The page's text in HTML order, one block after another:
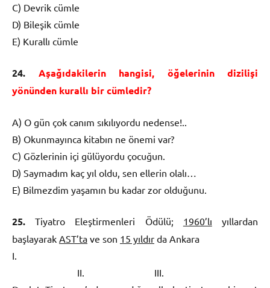
C) Devrik cümle
D) Bileşik cümle
E) Kurallı cümle
24. Aşağıdakilerin hangisi, öğelerinin dizilişi
yönünden kurallı bir cümledir?
A) O gün çok canım sıkılıyordu nedense!..
B) Okunmayınca kitabın ne önemi var?
C) Gözlerinin içi gülüyordu çocuğun.
D) Saymadım kaç yıl oldu, sen ellerin olalı…
E) Bilmezdim yaşamın bu kadar zor olduğunu.
25. Tiyatro Eleştirmenleri Ödülü; 1960’lı yıllardan
başlayarak AST’ta ve son 15 yıldır da Ankara
I.
II. III.